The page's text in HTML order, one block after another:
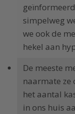
simpelweg
we ook de
hekel aan
De meeste
naarmate
het aantal
in ons huis